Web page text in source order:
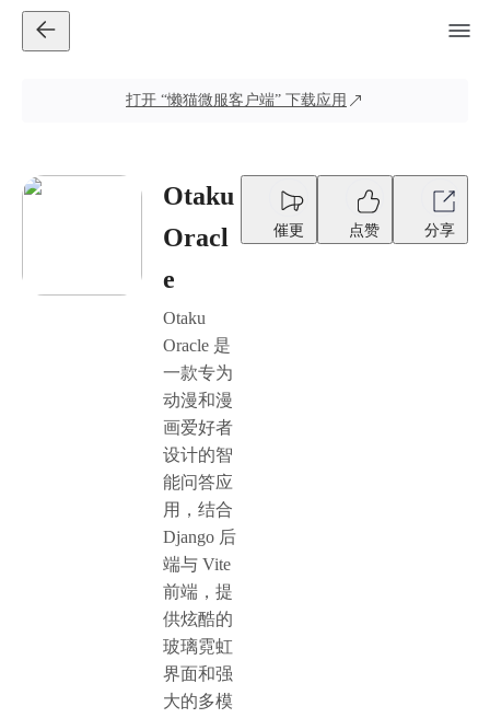
打开 “懒猫微服客户端” 下载应用
Otaku
Oracl
e
Otaku
Oracle 是
一款专为
动漫和漫
画爱好者
设计的智
能问答应
用，结合
Django 后
端与 Vite
前端，提
供炫酷的
玻璃霓虹
界面和强
大的多模
催更 点赞 分享